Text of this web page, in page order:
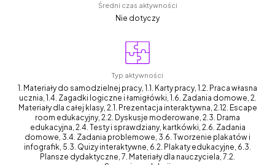
Średni czas aktywności
Nie dotyczy
Typ aktywności
1. Materiały do samodzielnej pracy, 1.1. Karty pracy, 1.2. Praca własna
ucznia, 1.4. Zagadki logiczne i łamigłówki, 1.6. Zadania domowe, 2.
Materiały dla całej klasy, 2.1. Prezentacja interaktywna, 2.12. Escape
room edukacyjny, 2.2. Dyskusje moderowane, 2.3. Drama
edukacyjna, 2.4. Testy i sprawdziany, kartkówki, 2.6. Zadania
domowe, 3.4. Zadania problemowe, 3.6. Tworzenie plakatów i
infografik, 5.3. Quizy interaktywne, 6.2. Plakaty edukacyjne, 6.3.
Plansze dydaktyczne, 7. Materiały dla nauczyciela, 7.2.